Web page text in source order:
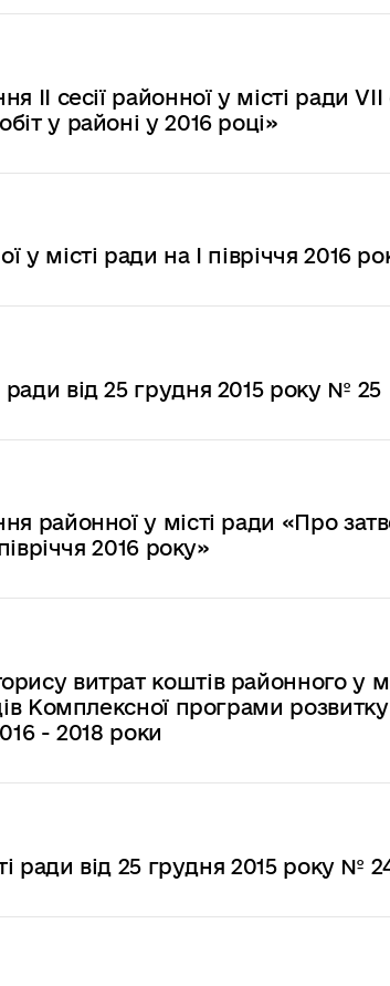
сесії районної у місті ради
у районі у 2016 році»
місті ради на І півріччя 2016
від 25 грудня 2015 року № 25
районної у місті ради «Про
2016 року»
витрат коштів районного у
Комплексної програми
- 2018 роки
ради від 25 грудня 2015 року №